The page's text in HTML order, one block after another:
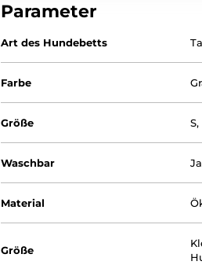
Parameter
Art des Hundebetts
Farbe
Größe S,
Waschbar Ja
Material
Größe